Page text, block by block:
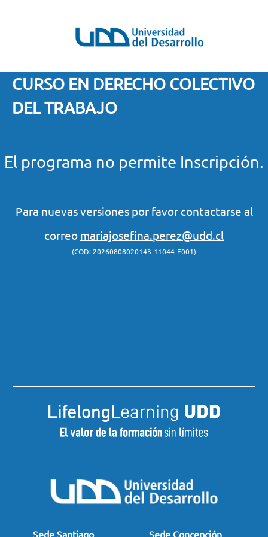
CURSO EN DERECHO COLECTIVO
DEL TRABAJO
El programa no permite Inscripción.
Para nuevas versiones por favor contactarse al
correo mariajosefina.perez@udd.cl
(COD: 20260808020143-11044-E001)
Sede Santiago Sede Concepción